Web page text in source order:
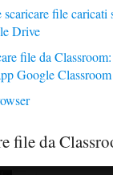
scaricare file caricati
Drive
file da
Google Classroom
file da